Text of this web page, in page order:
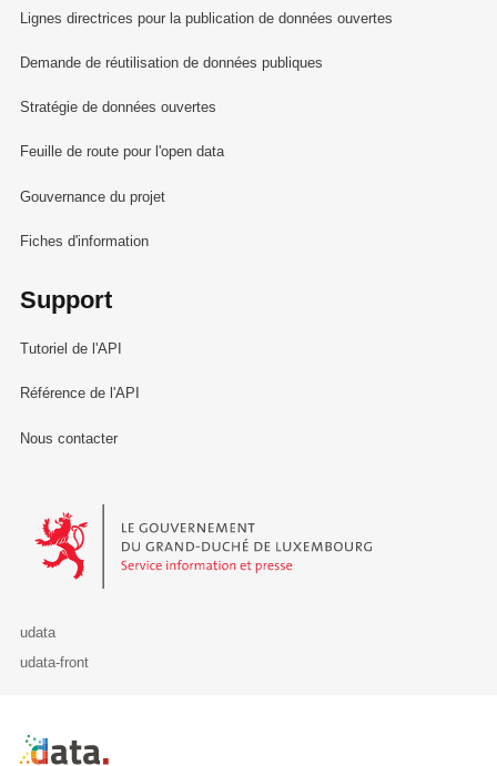
Lignes directrices pour la publication de données ouvertes
Demande de réutilisation de données publiques
Stratégie de données ouvertes
Feuille de route pour l'open data
Gouvernance du projet
Fiches d'information
Support
Tutoriel de l'API
Référence de l'API
Nous contacter
Le Gouvernement du Grand-Duché de Luxembourg - Service
udata
udata-front
Retour à l'accueil de data.public.lu